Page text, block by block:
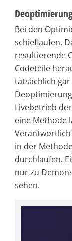
Deoptimierung
Bei den
schieflaufen.
resultierende
Codeteile
tatsächlich
Livebetrieb
eine Methode
Verantwortlich
in der
durchlaufen.
nur zu
sehen.